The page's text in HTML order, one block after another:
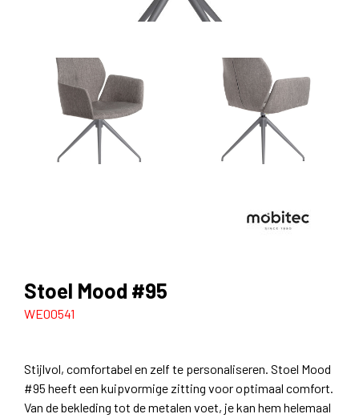
Stoel Mood #95
WE00541
Stijlvol, comfortabel en zelf te personaliseren. Stoel Mood
#95 heeft een kuipvormige zitting voor optimaal comfort.
Van de bekleding tot de metalen voet, je kan hem helemaal